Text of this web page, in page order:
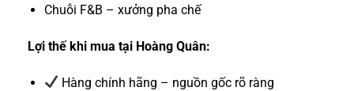
Chuỗi F&B – xưởng pha chế
Lợi thế khi mua tại Hoàng Quân:
Hàng chính hãng – nguồn gốc rõ ràng